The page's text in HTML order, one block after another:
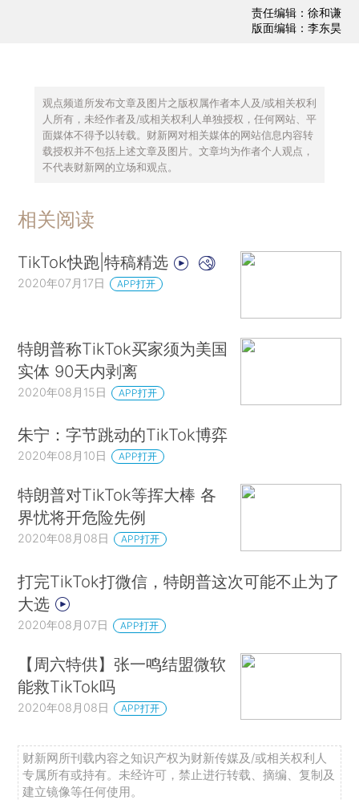
责任编辑：徐和谦
版面编辑：李东昊
观点频道所发布文章及图片之版权属作者本人及/或相关权利
人所有，未经作者及/或相关权利人单独授权，任何网站、平
面媒体不得予以转载。财新网对相关媒体的网站信息内容转
载授权并不包括上述文章及图片。文章均为作者个人观点，
不代表财新网的立场和观点。
相关阅读
TikTok快跑|特稿精选
2020年07月17日 APP打开
特朗普称TikTok买家须为美国
实体 90天内剥离
2020年08月15日 APP打开
朱宁：字节跳动的TikTok博弈
2020年08月10日 APP打开
特朗普对TikTok等挥大棒 各
界忧将开危险先例
2020年08月08日 APP打开
打完TikTok打微信，特朗普这次可能不止为了
大选
2020年08月07日 APP打开
【周六特供】张一鸣结盟微软
能救TikTok吗
2020年08月08日 APP打开
财新网所刊载内容之知识产权为财新传媒及/或相关权利人
专属所有或持有。未经许可，禁止进行转载、摘编、复制及
建立镜像等任何使用。